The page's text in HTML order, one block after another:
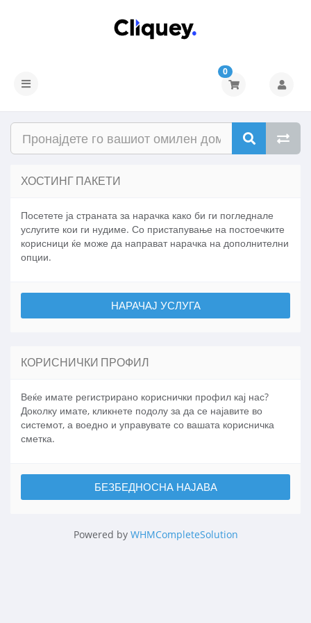
0
ХОСТИНГ ПАКЕТИ
Посетете ја страната за нарачка како би ги погледнале
услугите кои ги нудиме. Со пристапување на постоечките
корисници ќе може да направат нарачка на дополнителни
опции.
КОРИСНИЧКИ ПРОФИЛ
Веќе имате регистрирано кориснички профил кај нас?
Доколку имате, кликнете подолу за да се најавите во
системот, а воедно и управувате со вашата корисничка
сметка.
Powered by WHMCompleteSolution